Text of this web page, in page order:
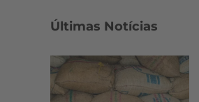
Últimas Notícias